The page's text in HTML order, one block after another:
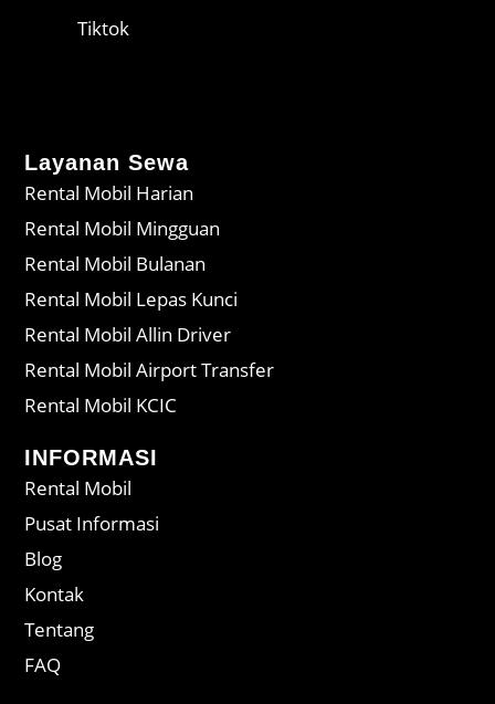
Tiktok
Layanan Sewa
Rental Mobil Harian
Rental Mobil Mingguan
Rental Mobil Bulanan
Rental Mobil Lepas Kunci
Rental Mobil Allin Driver
Rental Mobil Airport Transfer
Rental Mobil KCIC
INFORMASI
Rental Mobil
Pusat Informasi
Blog
Kontak
Tentang
FAQ